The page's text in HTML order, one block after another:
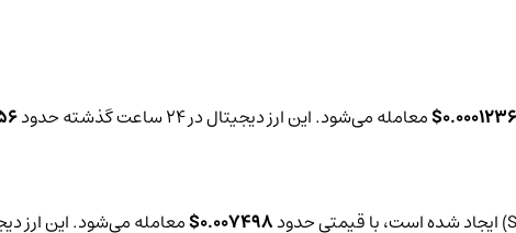
0.0001236$ معامله می‌شود. این ارز دیجیتال در 24 ساعت گذشته حدود
0.007498$ معامله می‌شود. این ارز دیجیتال در